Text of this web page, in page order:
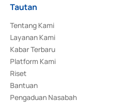
Tautan
Tentang Kami
Layanan Kami
Kabar Terbaru
Platform Kami
Riset
Bantuan
Pengaduan Nasabah